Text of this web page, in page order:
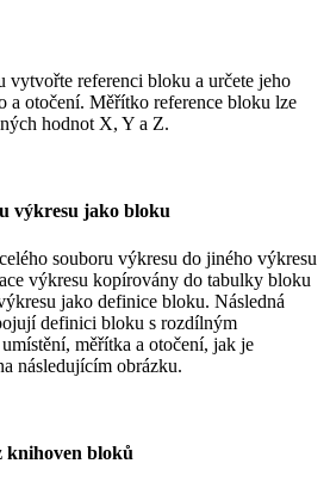
vytvořte referenci bloku a určete jeho
a otočení. Měřítko reference bloku lze
hodnot X, Y a Z.
výkresu jako bloku
souboru výkresu do jiného výkresu
výkresu kopírovány do tabulky bloku
jako definice bloku. Následná
definici bloku s rozdílným
měřítka a otočení, jak je
následujícím obrázku.
knihoven bloků